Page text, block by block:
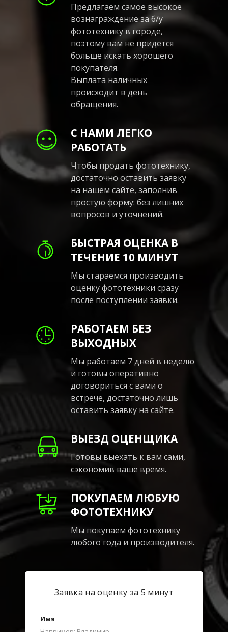
Предлагаем самое высокое
вознаграждение за б/у
фототехнику в городе,
поэтому вам не придется
больше искать хорошего
покупателя.
Выплата наличных
происходит в день
обращения.
С НАМИ ЛЕГКО
РАБОТАТЬ
Чтобы продать фототехнику,
достаточно оставить заявку
на нашем сайте, заполнив
простую форму: без лишних
вопросов и уточнений.
БЫСТРАЯ ОЦЕНКА В
ТЕЧЕНИЕ 10 МИНУТ
Мы стараемся производить
оценку фототехники сразу
после поступлении заявки.
РАБОТАЕМ БЕЗ
ВЫХОДНЫХ
Мы работаем 7 дней в неделю
и готовы оперативно
договориться с вами о
встрече, достаточно лишь
оставить заявку на сайте.
ВЫЕЗД ОЦЕНЩИКА
Готовы выехать к вам сами,
сэкономив ваше время.
ПОКУПАЕМ ЛЮБУЮ
ФОТОТЕХНИКУ
Мы покупаем фототехнику
любого года и производителя.
Заявка на оценку за 5 минут
Имя